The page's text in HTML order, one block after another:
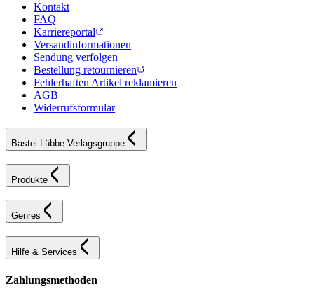
Kontakt
FAQ
Karriereportal
Versandinformationen
Sendung verfolgen
Bestellung retournieren
Fehlerhaften Artikel reklamieren
AGB
Widerrufsformular
Bastei Lübbe Verlagsgruppe
Produkte
Genres
Hilfe & Services
Zahlungsmethoden